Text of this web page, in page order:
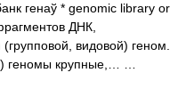
генаў * genomic library or
ДНК,
видовой) геном.
геномы крупные,… …